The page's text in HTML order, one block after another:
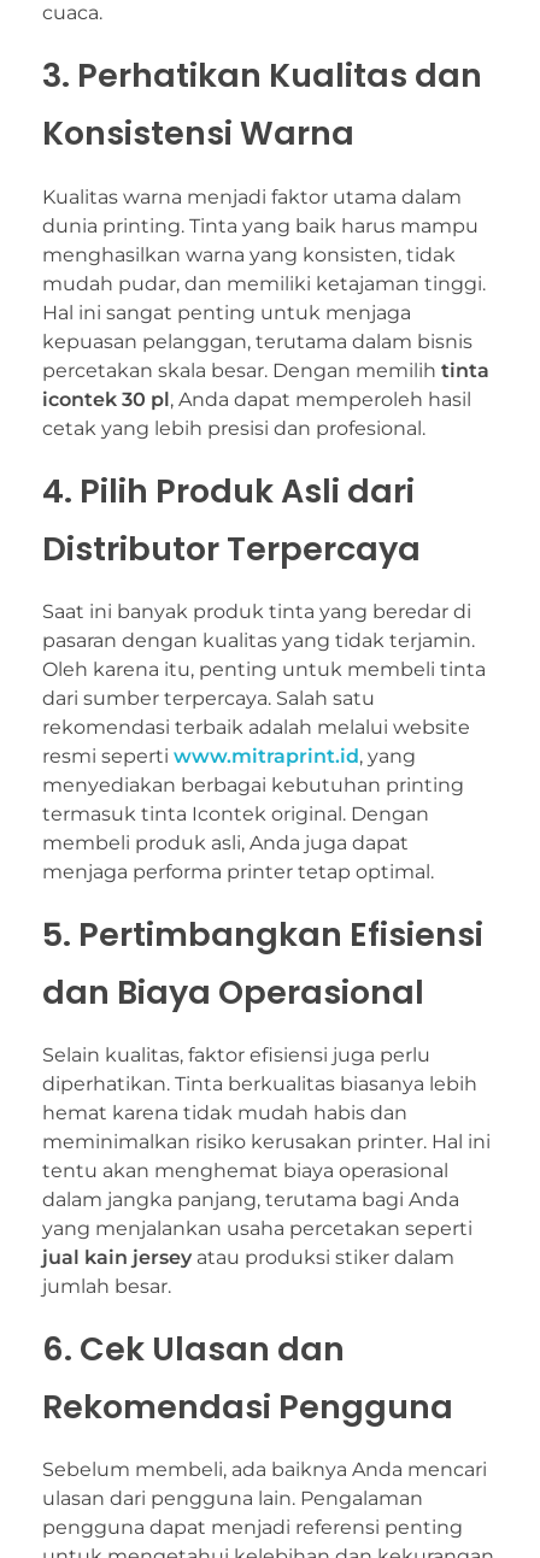
cuaca.
3. Perhatikan Kualitas dan
Konsistensi Warna
Kualitas warna menjadi faktor utama dalam
dunia printing. Tinta yang baik harus mampu
menghasilkan warna yang konsisten, tidak
mudah pudar, dan memiliki ketajaman tinggi.
Hal ini sangat penting untuk menjaga
kepuasan pelanggan, terutama dalam bisnis
percetakan skala besar. Dengan memilih tinta
icontek 30 pl, Anda dapat memperoleh hasil
cetak yang lebih presisi dan profesional.
4. Pilih Produk Asli dari
Distributor Terpercaya
Saat ini banyak produk tinta yang beredar di
pasaran dengan kualitas yang tidak terjamin.
Oleh karena itu, penting untuk membeli tinta
dari sumber terpercaya. Salah satu
rekomendasi terbaik adalah melalui website
resmi seperti www.mitraprint.id, yang
menyediakan berbagai kebutuhan printing
termasuk tinta Icontek original. Dengan
membeli produk asli, Anda juga dapat
menjaga performa printer tetap optimal.
5. Pertimbangkan Efisiensi
dan Biaya Operasional
Selain kualitas, faktor efisiensi juga perlu
diperhatikan. Tinta berkualitas biasanya lebih
hemat karena tidak mudah habis dan
meminimalkan risiko kerusakan printer. Hal ini
tentu akan menghemat biaya operasional
dalam jangka panjang, terutama bagi Anda
yang menjalankan usaha percetakan seperti
jual kain jersey atau produksi stiker dalam
jumlah besar.
6. Cek Ulasan dan
Rekomendasi Pengguna
Sebelum membeli, ada baiknya Anda mencari
ulasan dari pengguna lain. Pengalaman
pengguna dapat menjadi referensi penting